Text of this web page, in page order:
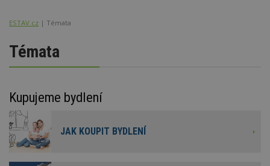
ESTAV.cz Témata
Témata
Kupujeme bydlení
JAK KOUPIT BYDLENÍ